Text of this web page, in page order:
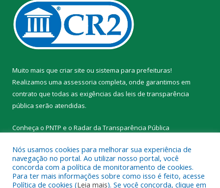
Muito mais que criar site ou sistema para prefeituras!
Realizamos uma assessoria completa, onde garantimos em
contrato que todas as exigências das leis de transparência
pública serão atendidas.
Conheça o PNTP e o Radar da Transparência Pública
Todos os direitos reservados a Prefeitura Municipal de Novo
Nós usamos cookies para melhorar sua experiência de
navegação no portal. Ao utilizar nosso portal, você
concorda com a política de monitoramento de cookies.
Para ter mais informações sobre como isso é feito, acesse
Política de cookies (Leia mais). Se você concorda, clique em